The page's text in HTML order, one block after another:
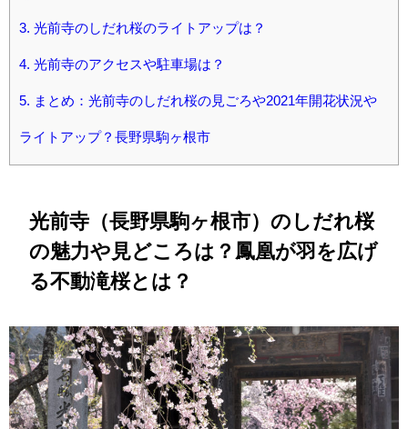
3. 光前寺のしだれ桜のライトアップは？
4. 光前寺のアクセスや駐車場は？
5. まとめ：光前寺のしだれ桜の見ごろや2021年開花状況や
ライトアップ？長野県駒ヶ根市
光前寺（長野県駒ヶ根市）のしだれ桜
の魅力や見どころは？鳳凰が羽を広げ
る不動滝桜とは？